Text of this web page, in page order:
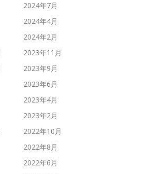
2024年7月
2024年4月
2024年2月
2023年11月
2023年9月
2023年6月
2023年4月
2023年2月
2022年10月
2022年8月
2022年6月